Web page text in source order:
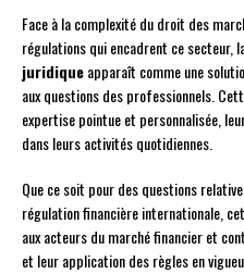
Face à la complexité du droit des
régulations qui encadrent ce secteur,
juridiqueapparaît comme une
aux questions des professionnels.
expertise pointue et personnalisée,
dans leurs activités quotidiennes.
Que ce soit pour des questions
régulation financière internationale,
aux acteurs du marché financier et
et leur application des règles en